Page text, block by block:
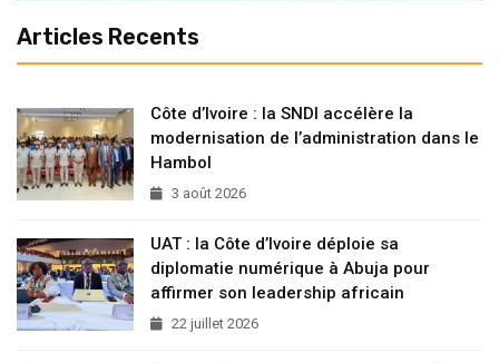
Articles Recents
Côte d’Ivoire : la SNDI accélère la
modernisation de l’administration dans le
Hambol
3 août 2026
UAT : la Côte d’Ivoire déploie sa
diplomatie numérique à Abuja pour
affirmer son leadership africain
22 juillet 2026